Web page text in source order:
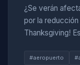
¿Se verán
por la reducción
Thanksgiving!
#aeropuerto